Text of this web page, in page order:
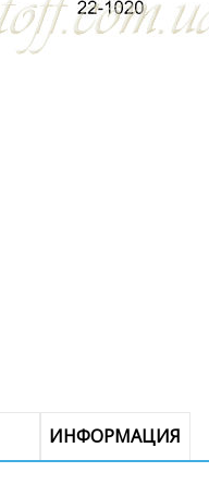
ИНФОРМАЦИЯ